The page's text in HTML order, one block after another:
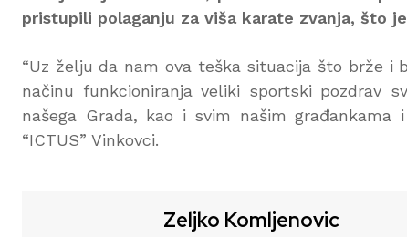
pristupili polaganju za viša karate zvanja, što
“Uz želju da nam ova teška situacija što brže i
načinu funkcioniranja veliki sportski pozdrav
našega Grada, kao i svim našim građankama
“ICTUS” Vinkovci.
Zeljko Komljenovic